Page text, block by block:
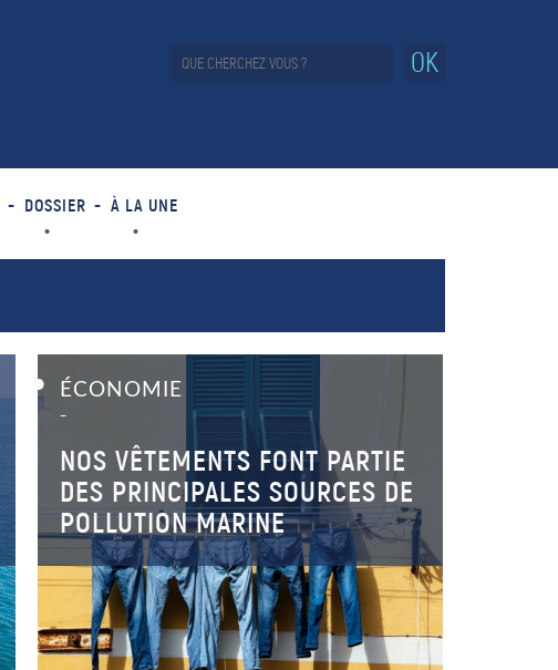
OK
DOSSIER À LA UNE
ÉCONOMIE
–
NOS VÊTEMENTS FONT PARTIE
DES PRINCIPALES SOURCES DE
POLLUTION MARINE